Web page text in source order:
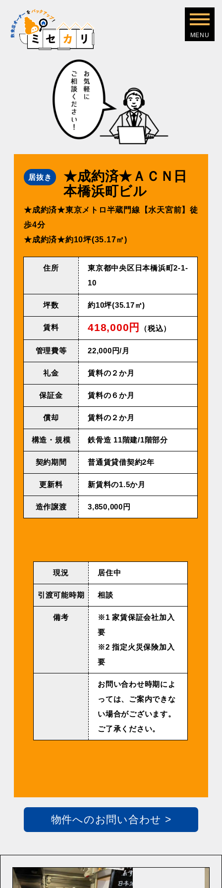
居抜き
★成約済★ＡＣＮ⽇
本橋浜町ビル
★成約済★東京メトロ半蔵⾨線【⽔天宮前】徒
歩4分
★成約済★約10坪(35.17㎡)
住所
東京都中央区日本橋浜町2-1-
10
坪数 約10坪(35.17㎡)
賃料 418,000円 （税込）
管理費等 22,000円/⽉
礼金 賃料の２か月
保証金 賃料の６か月
償却 賃料の２か月
構造・規模 鉄⾻造 11階建/1階部分
契約期間 普通賃貸借契約2年
更新料 新賃料の1.5か月
造作譲渡 3,850,000円
現況 居住中
引渡可能時期 相談
備考
※1 家賃保証会社加入
要
※2 指定火災保険加入
要
お問い合わせ時期によ
っては、ご案内できな
い場合がございます。
ご了承ください。
物件へのお問い合わせ >